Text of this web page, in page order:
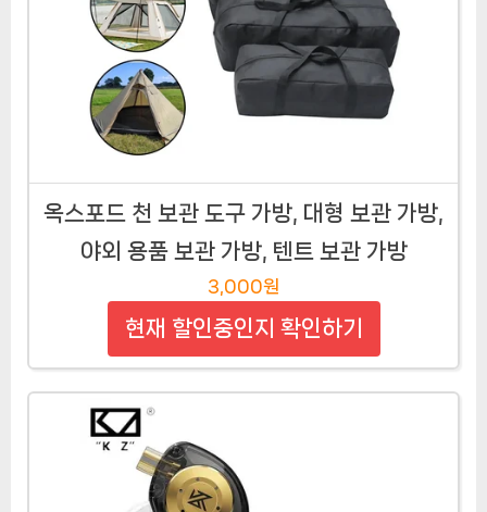
옥스포드 천 보관 도구 가방, 대형 보관 가방,
야외 용품 보관 가방, 텐트 보관 가방
3,000원
현재 할인중인지 확인하기